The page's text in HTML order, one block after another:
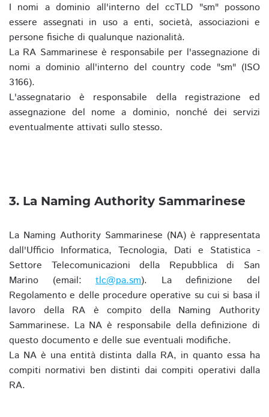
I nomi a dominio all'interno del ccTLD "sm" possono
essere assegnati in uso a enti, società, associazioni e
persone fisiche di qualunque nazionalità.
La RA Sammarinese è responsabile per l'assegnazione di
nomi a dominio all'interno del country code "sm" (ISO
3166).
L'assegnatario è responsabile della registrazione ed
assegnazione del nome a dominio, nonché dei servizi
eventualmente attivati sullo stesso.
3. La Naming Authority Sammarinese
La Naming Authority Sammarinese (NA) è rappresentata
dall'Ufficio Informatica, Tecnologia, Dati e Statistica -
Settore Telecomunicazioni della Repubblica di San
Marino (email:tlc@pa.sm). La definizione del
Regolamento e delle procedure operative su cui si basa il
lavoro della RA è compito della Naming Authority
Sammarinese. La NA è responsabile della definizione di
questo documento e delle sue eventuali modifiche.
La NA è una entità distinta dalla RA, in quanto essa ha
compiti normativi ben distinti dai compiti operativi dalla
RA.